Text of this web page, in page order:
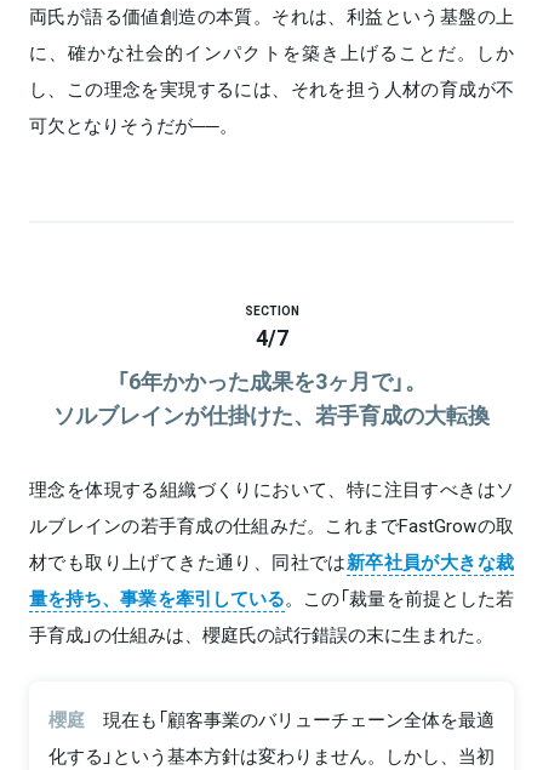
両氏が語る価値創造の本質。それは、利益という基盤の上
に、確かな社会的インパクトを築き上げることだ。しか
し、この理念を実現するには、それを担う人材の育成が不
可欠となりそうだが──。
SECTION
4/7
「6年かかった成果を3ヶ月で」。
ソルブレインが仕掛けた、若手育成の大転換
理念を体現する組織づくりにおいて、特に注目すべきはソ
ルブレインの若手育成の仕組みだ。これまでFastGrowの取
材でも取り上げてきた通り、同社では新卒社員が大きな裁
量を持ち、事業を牽引している。この「裁量を前提とした若
手育成」の仕組みは、櫻庭氏の試行錯誤の末に生まれた。
櫻庭
現在も「顧客事業のバリューチェーン全体を最適
化する」という基本方針は変わりません。しかし、当初